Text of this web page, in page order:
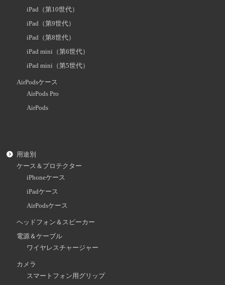
iPad（第10世代）
iPad（第9世代）
iPad（第8世代）
iPad mini（第6世代）
iPad mini（第5世代）
AirPodsケース
AirPods Pro
AirPods
用途別
ケース＆プロテクター
iPhoneケース
iPadケース
AirPodsケース
ヘッドフォン＆スピーカー
電源＆ケーブル
ワイヤレスチャージャー
カメラ
スマートフォン用グリップ